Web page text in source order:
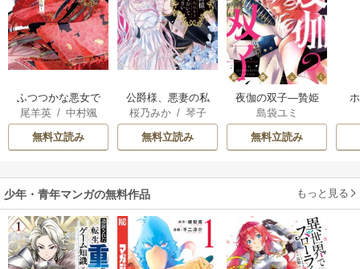
ふつつかな悪女で
はございますが ～
雛宮蝶鼠とりかえ
伝～
尾羊英/ 中村颯
希
/ ゆき哉
無料立読み
公爵様、悪妻の私
はもう放っておい
てください
桜乃みか/ 琴子
無料立読み
夜伽の双子―贄姫
は二人の王子に愛
される―
島袋ユミ
無料立読み
少年・青年マンガの無料作品 もっと見る